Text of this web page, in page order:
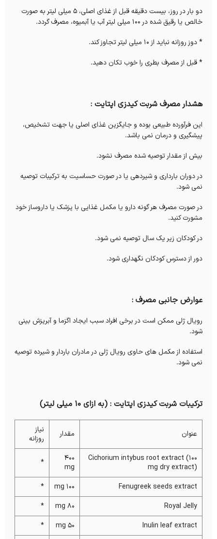
دو بار در روز، بیست دقیقه قبل از غذای اصلی، 5 میلی لیتر به صورت
خالص یا رقیق شده در 100 میلی لیتر آب یا آبمیوه، مصرف گردد.
* دوز روزانه نباید از 10 میلی لیتر تجاوز کند.
* قبل از مصرف بطری را خوب تکان دهید.
هشدار مصرف شربت کیدزی اپتایت :
این فرآورده طبیعی بوده و جایگزین غذای اصلی یا جهت تشخیص،
پیشگیری و درمان نمی باشد.
بیش از مقدار توصیه شده مصرف نشود.
در دوران بارداری و شیردهی یا در صورت حساسیت به ترکیبات توصیه
نمی شود.
در صورت مصرف هر گونه دارو یا مکمل غذایی با پزشک یا داروساز خود
مشورت کنید.
در کودکان زیر یک سال توصیه نمی شود.
دور از دسترس کودکان نگهداری شود.
عوارض جانبی مصرف :
رویال ژلی ممکن است در برخی افراد سبب ایجاد اگزما و آبریزش بینی
شود.
استفاده از مکمل های حاوی رویال ژلی در مادران باردار و شیرده توصیه
نمی شود.
ترکیبات شربت کیدزی اپتایت : (به ازای 10 میلی لیتر)
عنوان مقدار
نیاز
روزانه
Cichorium intybus root extract (100
mg dry extract)
400
mg
*
Fenugreek seeds extract
100 mg
*
Royal Jelly
80 mg
*
Inulin leaf extract
50 mg
*